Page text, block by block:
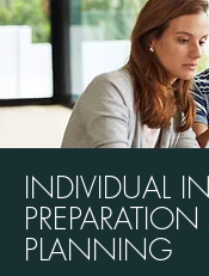
INDIVIDUAL
PLANNING